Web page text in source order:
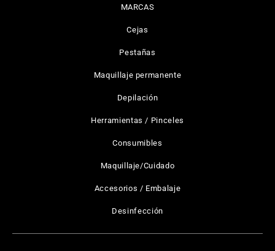
MARCAS
Cejas
Pestañas
Maquillaje permanente
Depilación
Herramientas / Pinceles
Consumibles
Maquillaje/Cuidado
Accesorios / Embalaje
Desinfección